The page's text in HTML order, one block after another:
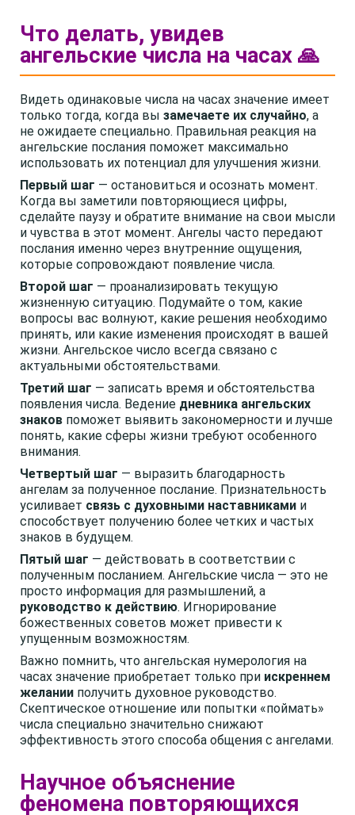
Что делать, увидев
ангельские числа на часах 🙏
Видеть одинаковые числа на часах значение имеет
только тогда, когда вы замечаете их случайно, а
не ожидаете специально. Правильная реакция на
ангельские послания поможет максимально
использовать их потенциал для улучшения жизни.
Первый шаг — остановиться и осознать момент.
Когда вы заметили повторяющиеся цифры,
сделайте паузу и обратите внимание на свои мысли
и чувства в этот момент. Ангелы часто передают
послания именно через внутренние ощущения,
которые сопровождают появление числа.
Второй шаг — проанализировать текущую
жизненную ситуацию. Подумайте о том, какие
вопросы вас волнуют, какие решения необходимо
принять, или какие изменения происходят в вашей
жизни. Ангельское число всегда связано с
актуальными обстоятельствами.
Третий шаг — записать время и обстоятельства
появления числа. Ведение дневника ангельских
знаков поможет выявить закономерности и лучше
понять, какие сферы жизни требуют особенного
внимания.
Четвертый шаг — выразить благодарность
ангелам за полученное послание. Признательность
усиливает связь с духовными наставниками и
способствует получению более четких и частых
знаков в будущем.
Пятый шаг — действовать в соответствии с
полученным посланием. Ангельские числа — это не
просто информация для размышлений, а
руководство к действию. Игнорирование
божественных советов может привести к
упущенным возможностям.
Важно помнить, что ангельская нумерология на
часах значение приобретает только при искреннем
желании получить духовное руководство.
Скептическое отношение или попытки «поймать»
числа специально значительно снижают
эффективность этого способа общения с ангелами.
Научное объяснение
феномена повторяющихся